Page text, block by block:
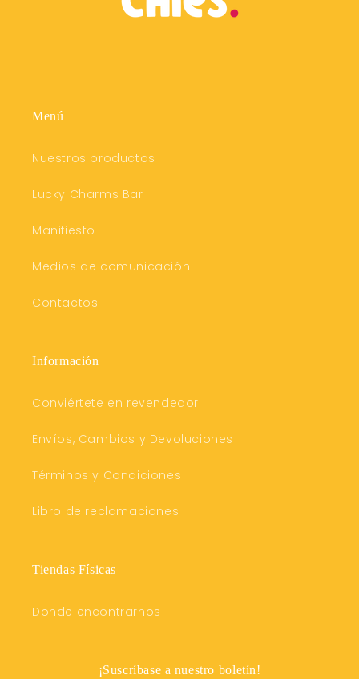
Menú
Nuestros productos
Lucky Charms Bar
Manifiesto
Medios de comunicación
Contactos
Información
Conviértete en revendedor
Envíos, Cambios y Devoluciones
Términos y Condiciones
Libro de reclamaciones
Tiendas Físicas
Donde encontrarnos
¡Suscríbase a nuestro boletín!